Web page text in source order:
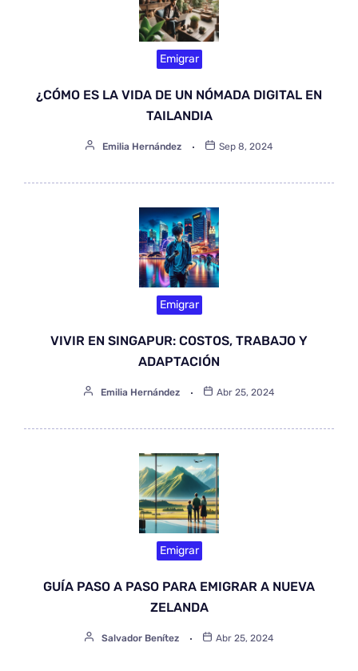
Emigrar
¿CÓMO ES LA VIDA DE UN NÓMADA DIGITAL EN
TAILANDIA
Emilia Hernández Sep 8, 2024
Emigrar
VIVIR EN SINGAPUR: COSTOS, TRABAJO Y
ADAPTACIÓN
Emilia Hernández Abr 25, 2024
Emigrar
GUÍA PASO A PASO PARA EMIGRAR A NUEVA
ZELANDA
Salvador Benítez Abr 25, 2024